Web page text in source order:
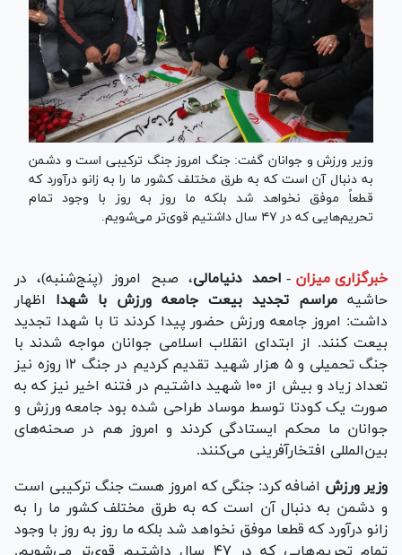
وزیر ورزش و جوانان گفت: جنگ امروز جنگ ترکیبی است و دشمن
به دنبال آن است که به طرق مختلف کشور ما را به زانو درآورد که
قطعاً موفق نخواهد شد بلکه ما روز به روز با وجود تمام
تحریم‌هایی که در ۴۷ سال داشتیم قوی‌تر می‌شویم.
خبرگزاری میزان - احمد دنیامالی، صبح امروز (پنج‌شنبه)، در
حاشیه مراسم تجدید بیعت جامعه ورزش با شهدا اظهار
داشت: امروز جامعه ورزش حضور پیدا کردند تا با شهدا تجدید
بیعت کنند. از ابتدای انقلاب اسلامی جوانان مواجه شدند با
جنگ تحمیلی و ۵ هزار شهید تقدیم کردیم در جنگ ۱۲ روزه نیز
تعداد زیاد و بیش از ۱۰۰ شهید داشتیم در فتنه اخیر نیز که به
صورت یک کودتا توسط موساد طراحی شده بود جامعه ورزش و
جوانان ما محکم ایستادگی کردند و امروز هم در صحنه‌های
بین‌المللی افتخارآفرینی می‌کنند.
وزیر ورزش اضافه کرد: جنگی که امروز هست جنگ ترکیبی است
و دشمن به دنبال آن است که به طرق مختلف کشور ما را به
زانو درآورد که قطعا موفق نخواهد شد بلکه ما روز به روز با وجود
تمام تحریم‌هایی که در ۴۷ سال داشتیم قوی‌تر می‌شویم.